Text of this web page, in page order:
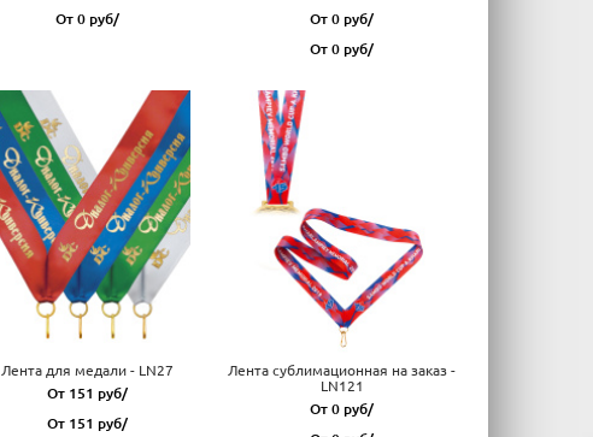
От 0 руб/
От 0 руб/
От 0 руб/
Лента для медали - LN27
От 151 руб/
От 151 руб/
Лента сублимационная на заказ -
LN121
От 0 руб/